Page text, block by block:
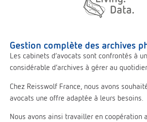
Gestion complète des archives
Les cabinets d’avocats sont confrontés à
considérable d’archives à gérer au
Chez Reisswolf France, nous avons
avocats une offre adaptée à leurs besoins.
Nous avons ainsi travailler en coopération